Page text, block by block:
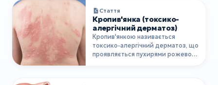
Стаття
Кропив'янка (токсико-
алергічний дерматоз)
Кропив'янкою називається
токсико-алергічний дерматоз, що
проявляється пухирями рожевого